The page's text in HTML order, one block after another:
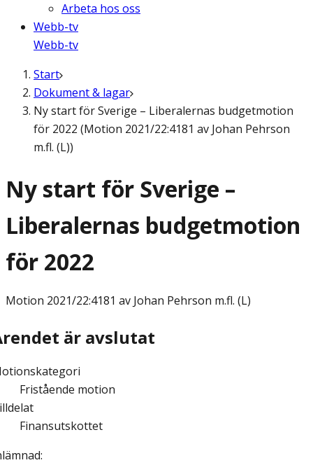
Arbeta hos oss
Webb-tv
Webb-tv
Start
Dokument & lagar
Ny start för Sverige – Liberalernas budgetmotion
för 2022 (Motion 2021/22:4181 av Johan Pehrson
m.fl. (L))
Ny start för Sverige –
Liberalernas budgetmotion
för 2022
Motion 2021/22:4181 av Johan Pehrson m.fl. (L)
är avslutat
Fristående motion
Finansutskottet
: